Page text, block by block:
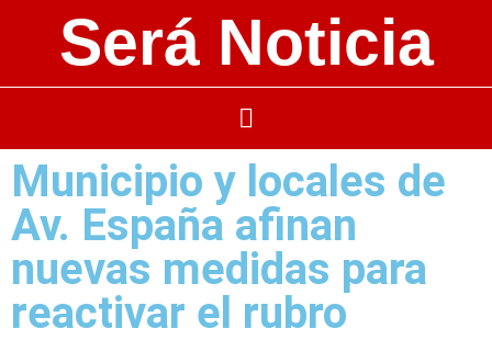
Será Noticia
Municipio y locales de
Av. España afinan
nuevas medidas para
reactivar el rubro